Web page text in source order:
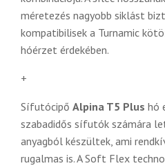
méretezés nagyobb siklást
kompatibilisek a Turnamic
hóérzet érdekében.
+
Sífutócipő Alpina T5 Plus hó
szabadidős sífutók számára
anyagból készültek, ami
rugalmas is. ASoft Flex